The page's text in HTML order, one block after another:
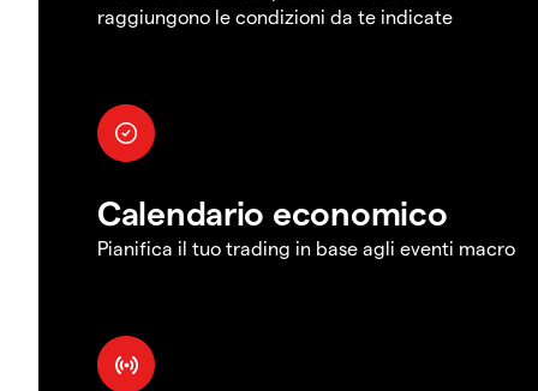
raggiungono le condizioni da te indicate
Calendario economico
Pianifica il tuo trading in base agli eventi macro